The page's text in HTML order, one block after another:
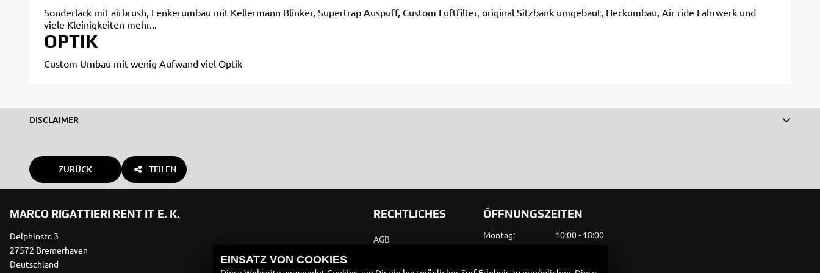
Sonderlack mit airbrush, Lenkerumbau mit Kellermann Blinker, Supertrap Auspuff, Custom Luftfilter, original Sitzbank umgebaut, Heckumbau, Air ride Fahrwerk und
viele Kleinigkeiten mehr...
OPTIK
Custom Umbau mit wenig Aufwand viel Optik
DISCLAIMER
ZURÜCK TEILEN
MARCO RIGATTIERI RENT IT E. K.
Delphinstr. 3
27572 Bremerhaven
Deutschland
RECHTLICHES
AGB
ÖFFNUNGSZEITEN
Montag:
10:00 - 18:00
EINSATZ VON COOKIES